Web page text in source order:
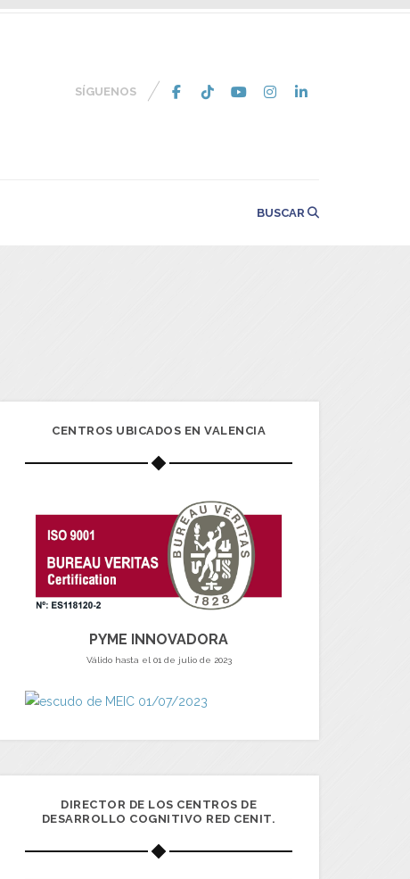
SÍGUENOS
BUSCAR
CENTROS UBICADOS EN VALENCIA
PYME INNOVADORA
Válido hasta el 01 de julio de 2023
DIRECTOR DE LOS CENTROS DE
DESARROLLO COGNITIVO RED CENIT.